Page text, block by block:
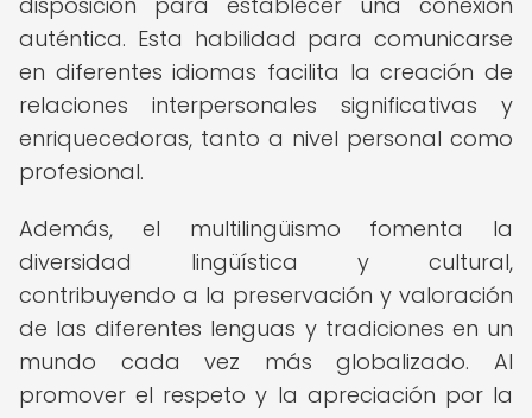
auténtica. Esta habilidad para comunicarse
en diferentes idiomas facilita la creación de
relaciones interpersonales significativas y
enriquecedoras, tanto a nivel personal como
profesional.
Además, el multilingüismo fomenta la
diversidad lingüística y cultural,
contribuyendo a la preservación y valoración
de las diferentes lenguas y tradiciones en un
mundo cada vez más globalizado. Al
promover el respeto y la apreciación por la